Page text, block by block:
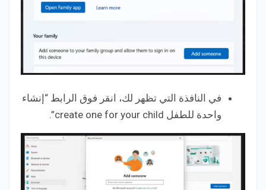
في النافذة التي تظهر لك، انقر فوق الرابط “إنشاء
واحدة للطفل create one for your child”.